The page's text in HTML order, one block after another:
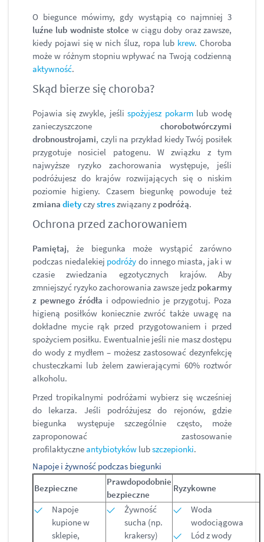
O biegunce mówimy, gdy wystąpią co najmniej 3
luźne lub wodniste stolce w ciągu doby oraz zawsze,
kiedy pojawi się w nich śluz, ropa lub krew. Choroba
może w różnym stopniu wpływać na Twoją codzienną
aktywność.
Skąd bierze się choroba?
Pojawia się zwykle, jeślispożyjesz pokarmlub wodę
zanieczyszczone chorobotwórczymi
drobnoustrojami, czyli na przykład kiedy Twój posiłek
przygotuje nosiciel patogenu. W związku z tym
najwyższe ryzyko zachorowania występuje, jeśli
podróżujesz do krajów rozwijających się o niskim
poziomie higieny. Czasem biegunkę powoduje też
zmiana dietyczystreszwiązany z podróżą.
Ochrona przed zachorowaniem
Pamiętaj, że biegunka może wystąpić zarówno
podczas niedalekiej podróży do innego miasta, jak i w
czasie zwiedzania egzotycznych krajów. Aby
zmniejszyć ryzyko zachorowania zawsze jedz pokarmy
z pewnego źródła i odpowiednio je przygotuj. Poza
higieną posiłków koniecznie zwróć także uwagę na
dokładne mycie rąk przed przygotowaniem i przed
spożyciem posiłku. Ewentualnie jeśli nie masz dostępu
do wody z mydłem – możesz zastosować dezynfekcję
chusteczkami lub żelem zawierającymi 60% roztwór
alkoholu.
Przed tropikalnymi podróżami wybierz się wcześniej
do lekarza. Jeśli podróżujesz do rejonów, gdzie
biegunka występuje szczególnie często, może
zaproponować zastosowanie
profilaktyczneantybiotyków lubszczepionki.
Napoje i żywność podczas biegunki
Bezpieczne
Prawdopodobnie
bezpieczne
Ryzykowne
Napoje
kupione w
sklepie,
Żywność
sucha (np.
krakersy)
Woda
wodociągowa
Lód z wody